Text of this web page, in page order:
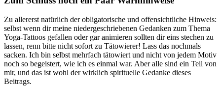
Zu allererst natürlich der obligatorische und offensichtliche Hinweis:
selbst wenn dir meine niedergeschriebenen Gedanken zum Thema
Yoga-Tattoos gefallen oder gar animieren sollten dir eins stechen zu
lassen, renn bitte nicht sofort zu Tätowierer! Lass das nochmals
sacken. Ich bin selbst mehrfach tätowiert und nicht von jedem Motiv
noch so begeistert, wie ich es einmal war. Aber alle sind ein Teil von
mir, und das ist wohl der wirklich spirituelle Gedanke dieses
Beitrags.